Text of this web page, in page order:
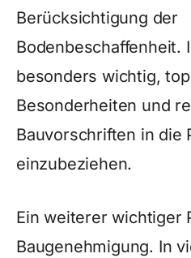
Berücksichtigung der
Bodenbeschaffenheit.
besonders wichtig,
Besonderheiten und
Bauvorschriften in die
einzubeziehen.
Ein weiterer wichtiger
Baugenehmigung. In